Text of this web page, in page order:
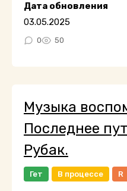
Дата обновления
03.05.2025
0 50
Музыка
Последнее
Рубак.
Гет В процессе R